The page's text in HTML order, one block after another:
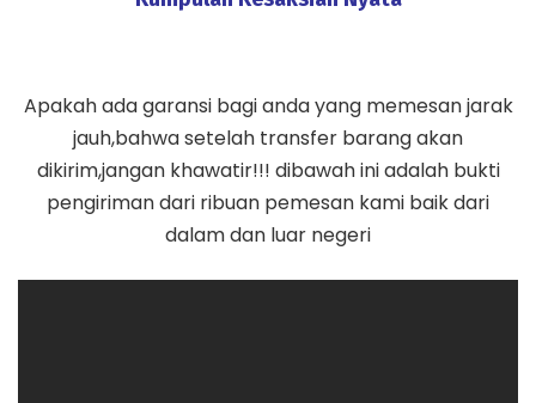
Apakah ada garansi bagi anda yang memesan jarak
jauh,bahwa setelah transfer barang akan
dikirim,jangan khawatir!!! dibawah ini adalah bukti
pengiriman dari ribuan pemesan kami baik dari
dalam dan luar negeri